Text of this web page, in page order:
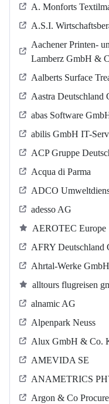
A. Monforts
A.S.I.
Aachener Printen-
Lamberz GmbH &
Aalberts Surface
Aastra Deutschland
abas Software
abilis GmbH IT-
ACP Gruppe
Acqua di Parma
ADCO
adesso AG
AEROTEC Europe
AFRY Deutschland
Ahrtal-Werke GmbH
alltours flugreisen
alnamic AG
Alpenpark Neuss
Alux GmbH & Co.
AMEVIDA SE
ANAMETRICS
Argon & Co